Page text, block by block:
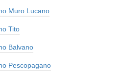
Muro Lucano
Tito
Balvano
Pescopagano